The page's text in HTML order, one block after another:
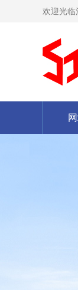
欢迎光临